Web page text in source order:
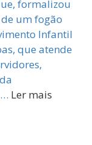
formalizou
um fogão
Infantil
que atende
Ler mais